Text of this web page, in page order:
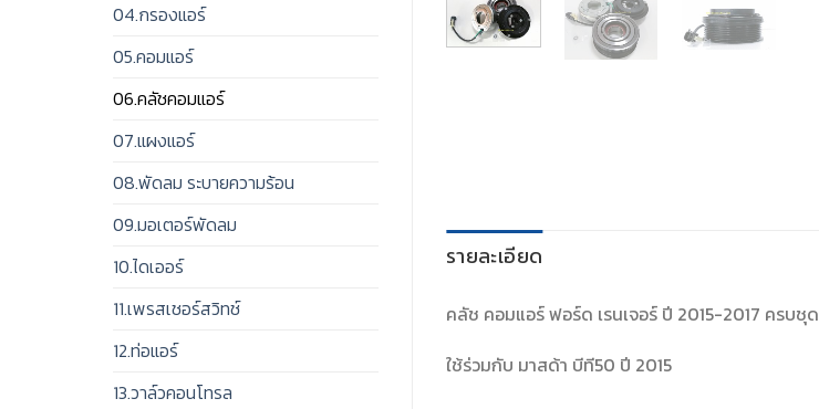
04.กรองแอร์
05.คอมแอร์
06.คลัชคอมแอร์
07.แผงแอร์
08.พัดลม ระบายความร้อน
09.มอเตอร์พัดลม
10.ไดเออร์
11.เพรสเชอร์สวิทช์
12.ท่อแอร์
13.วาล์วคอนโทรล
รายละเอียด
คลัช คอมแอร์ ฟอร์ด เรนเจอร์ ปี 2015-2017 ครบชุด
ใช้ร่วมกับ มาสด้า บีที50 ปี 2015